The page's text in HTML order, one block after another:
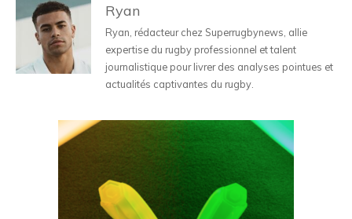
Ryan
Ryan, rédacteur chez Superrugbynews, allie
expertise du rugby professionnel et talent
journalistique pour livrer des analyses pointues et
actualités captivantes du rugby.